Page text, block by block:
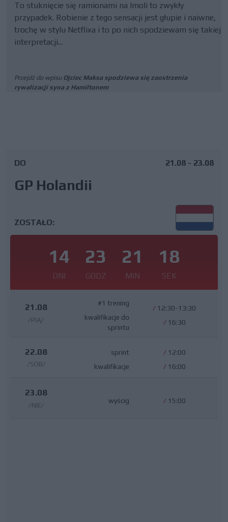
To stuknięcie się ramionami na Imoli to zwykły
przypadek. Robienie z tego sensacji jest głupie i naiwne,
trochę w stylu Netflixa i to po nich spodziewam się takiej
interpretacji...
Przejdź do wpisu Ojciec Maksa spodziewa się zaostrzenia
rywalizacji syna z Hamiltonem
DO
GP Holandii
21.08 - 23.08
ZOSTAŁO:
14
DNI
23
GODZ
21
MIN
18
SEK
21.08
/PIĄ/
#1 trening
kwalifikacje do
sprintu
/ 12:30-13:30
/ 16:30
22.08
/SOB/
sprint
kwalifikacje
/ 12:00
/ 16:00
23.08
/NIE/
wyścig / 15:00